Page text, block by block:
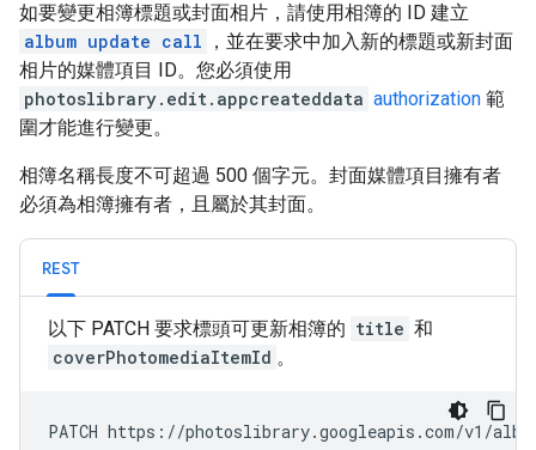
如要變更相簿標題或封面相片，請使用相簿的 ID 建立
album update call
，並在要求中加入新的標題或新封面
相片的媒體項目 ID。您必須使用
photoslibrary.edit.appcreateddata authorization 範
圍才能進行變更。
相簿名稱長度不可超過 500 個字元。封面媒體項目擁有者
必須為相簿擁有者，且屬於其封面。
REST
以下 PATCH 要求標頭可更新相簿的 title 和
coverPhotomediaItemId 。
PATCH https://photoslibrary.googleapis.com/v1/